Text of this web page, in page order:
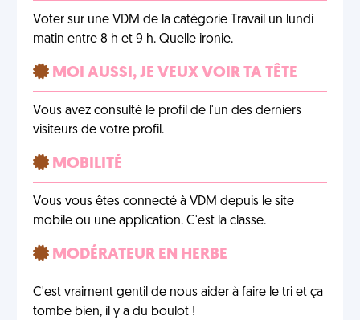
Voter sur une VDM de la catégorie Travail un lundi
matin entre 8 h et 9 h. Quelle ironie.
MOI AUSSI, JE VEUX VOIR TA TÊTE
Vous avez consulté le profil de l'un des derniers
visiteurs de votre profil.
MOBILITÉ
Vous vous êtes connecté à VDM depuis le site
mobile ou une application. C'est la classe.
MODÉRATEUR EN HERBE
C'est vraiment gentil de nous aider à faire le tri et ça
tombe bien, il y a du boulot !